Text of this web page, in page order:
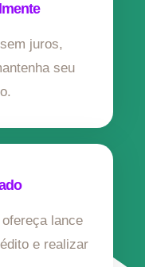
juros,
seu
lance
e realizar